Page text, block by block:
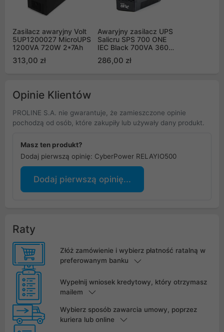
Zasilacz awaryjny Volt
5UP1200027 MicroUPS
1200VA 720W 2*7Ah
313,00 zł
Awaryjny zasilacz UPS
Salicru SPS 700 ONE
IEC Black 700VA 360W
286,00 zł
Opinie Klientów
PROLINE S.A. nie gwarantuje, że zamieszczone opinie
pochodzą od osób, które zakupiły lub używały dany produkt.
Masz ten produkt?
Dodaj pierwszą opinię: CyberPower RELAYIO500
Dodaj pierwszą opinię...
Raty
Złóż zamówienie i wybierz płatność ratalną w
preferowanym banku
Wypełnij wniosek kredytowy, który otrzymasz
mailem
Wybierz sposób zawarcia umowy, poprzez
kuriera lub online